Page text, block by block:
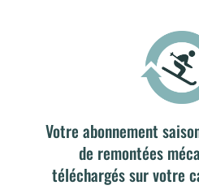
Votre abonnement
de remontées
téléchargés sur votre